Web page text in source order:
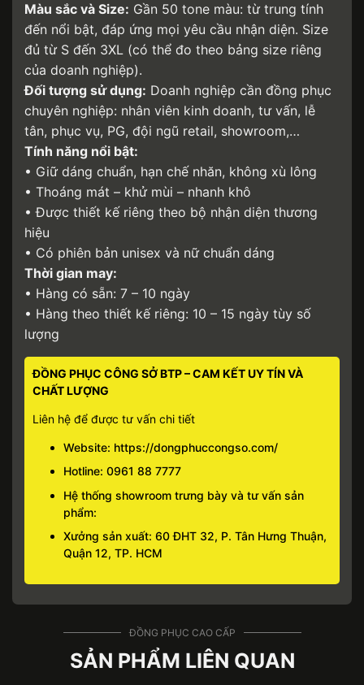
Màu sắc và Size: Gần 50 tone màu: từ trung tính
đến nổi bật, đáp ứng mọi yêu cầu nhận diện. Size
đủ từ S đến 3XL (có thể đo theo bảng size riêng
của doanh nghiệp).
Đối tượng sử dụng: Doanh nghiệp cần đồng phục
chuyên nghiệp: nhân viên kinh doanh, tư vấn, lễ
tân, phục vụ, PG, đội ngũ retail, showroom,…
Tính năng nổi bật:
• Giữ dáng chuẩn, hạn chế nhăn, không xù lông
• Thoáng mát – khử mùi – nhanh khô
• Được thiết kế riêng theo bộ nhận diện thương
hiệu
• Có phiên bản unisex và nữ chuẩn dáng
Thời gian may:
• Hàng có sẵn: 7 – 10 ngày
• Hàng theo thiết kế riêng: 10 – 15 ngày tùy số
lượng
ĐỒNG PHỤC CÔNG SỞ BTP – CAM KẾT UY TÍN VÀ
CHẤT LƯỢNG
Liên hệ để được tư vấn chi tiết
Website: https://dongphuccongso.com/
Hotline:0961 88 7777
Hệ thống showroom trưng bày và tư vấn sản
phẩm:
Xưởng sản xuất: 60 ĐHT 32, P. Tân Hưng Thuận,
Quận 12, TP. HCM
ĐỒNG PHỤC CAO CẤP
SẢN PHẨM LIÊN QUAN